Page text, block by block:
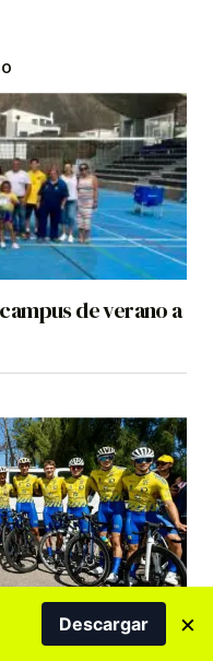
de verano a
con el mayor reto
Descargar ×